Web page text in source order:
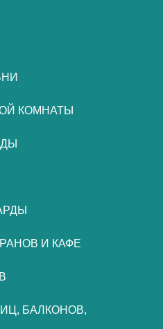
КОМНАТЫ
И КАФЕ
БАЛКОНОВ,